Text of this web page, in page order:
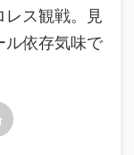
レス観戦。見
ル依存気味で